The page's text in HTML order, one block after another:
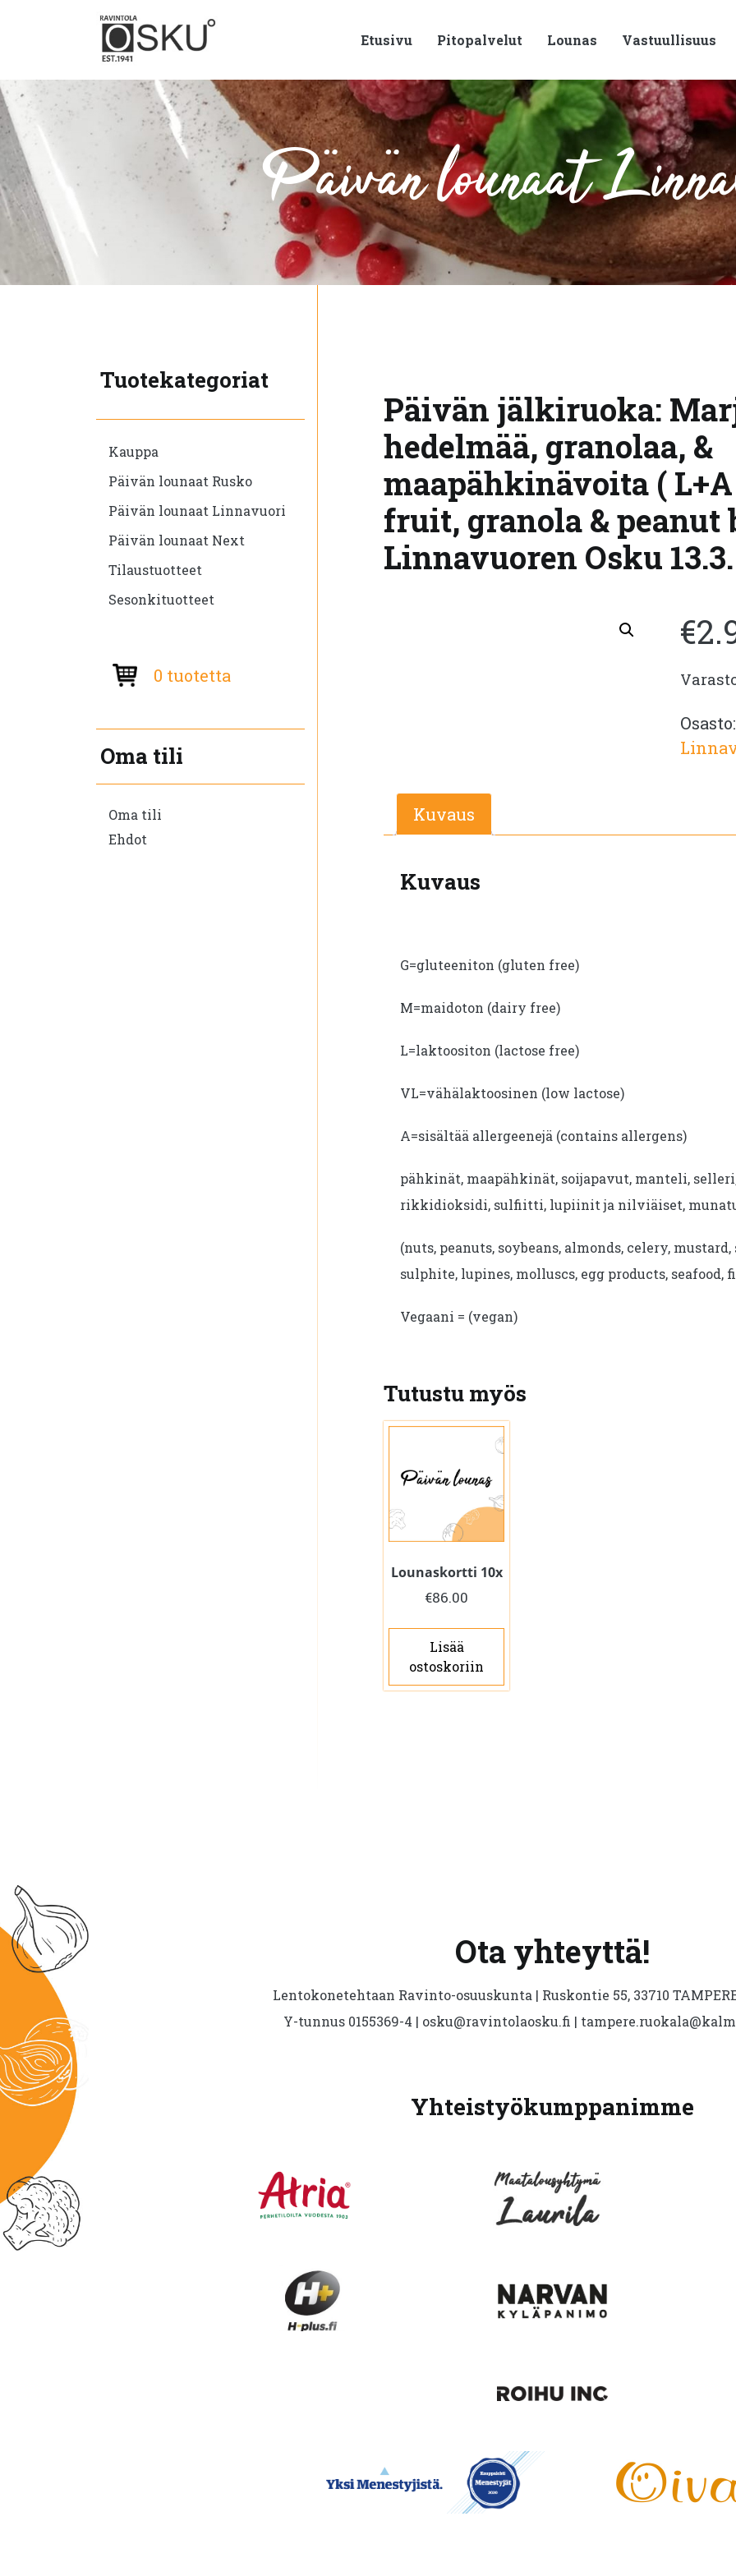
Etusivu Pitopalvelut Lounas Vastuullisuus
Päivän lounaat
Tuotekategoriat
Kauppa
Päivän lounaat Rusko
Päivän lounaat Linnavuori
Päivän lounaat Next
Tilaustuotteet
Sesonkituotteet
0 tuotetta
Oma tili
Oma tili
Ehdot
Päivän jälkiruoka:
hedelmää, granolaa, &
maapähkinävoita (
fruit, granola & peanut
Linnavuoren Osku
€
Kuvaus
Kuvaus
G=gluteeniton (gluten free)
M=maidoton (dairy free)
L=laktoositon (lactose free)
VL=vähälaktoosinen (low lactose)
A=sisältää allergeenejä (contains allergens)
pähkinät, maapähkinät, soijapavut, manteli,
rikkidioksidi, sulfiitti, lupiinit ja nilviäiset,
(nuts, peanuts, soybeans, almonds, celery,
sulphite, lupines, molluscs, egg products, seafood,
Vegaani = (vegan)
Tutustu myös
Lounaskortti 10x
€86.00
Lisää
ostoskoriin
Ota yhteyttä!
Lentokonetehtaan Ravinto-osuuskunta | Ruskontie 55, 33710
Y-tunnus 0155369-4 | osku@ravintolaosku.fi |
Yhteistyökumppanimme